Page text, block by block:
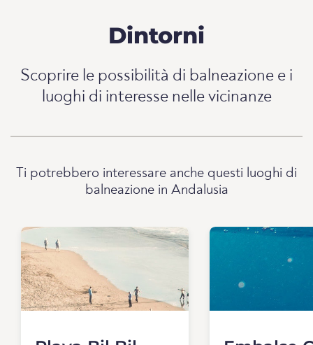
Dintorni
Scoprire le possibilità di balneazione e i
luoghi di interesse nelle vicinanze
Ti potrebbero interessare anche questi luoghi di
balneazione in Andalusia